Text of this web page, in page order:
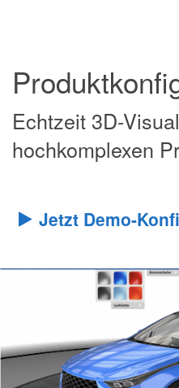
Echtzeit 3D-
hochkomplexen
Jetzt Demo-